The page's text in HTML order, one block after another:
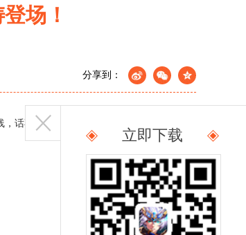
场！
分享到：
，话不多说，且随乔乔一起来看看吧
立即下载